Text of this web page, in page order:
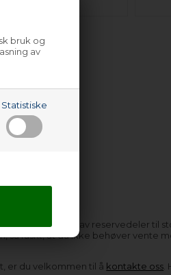
bruk og
av
Statistiske
har et stort lager av reservedeler til
så raskt, at du ikke behøver vente
er du velkommen til å kontakte oss